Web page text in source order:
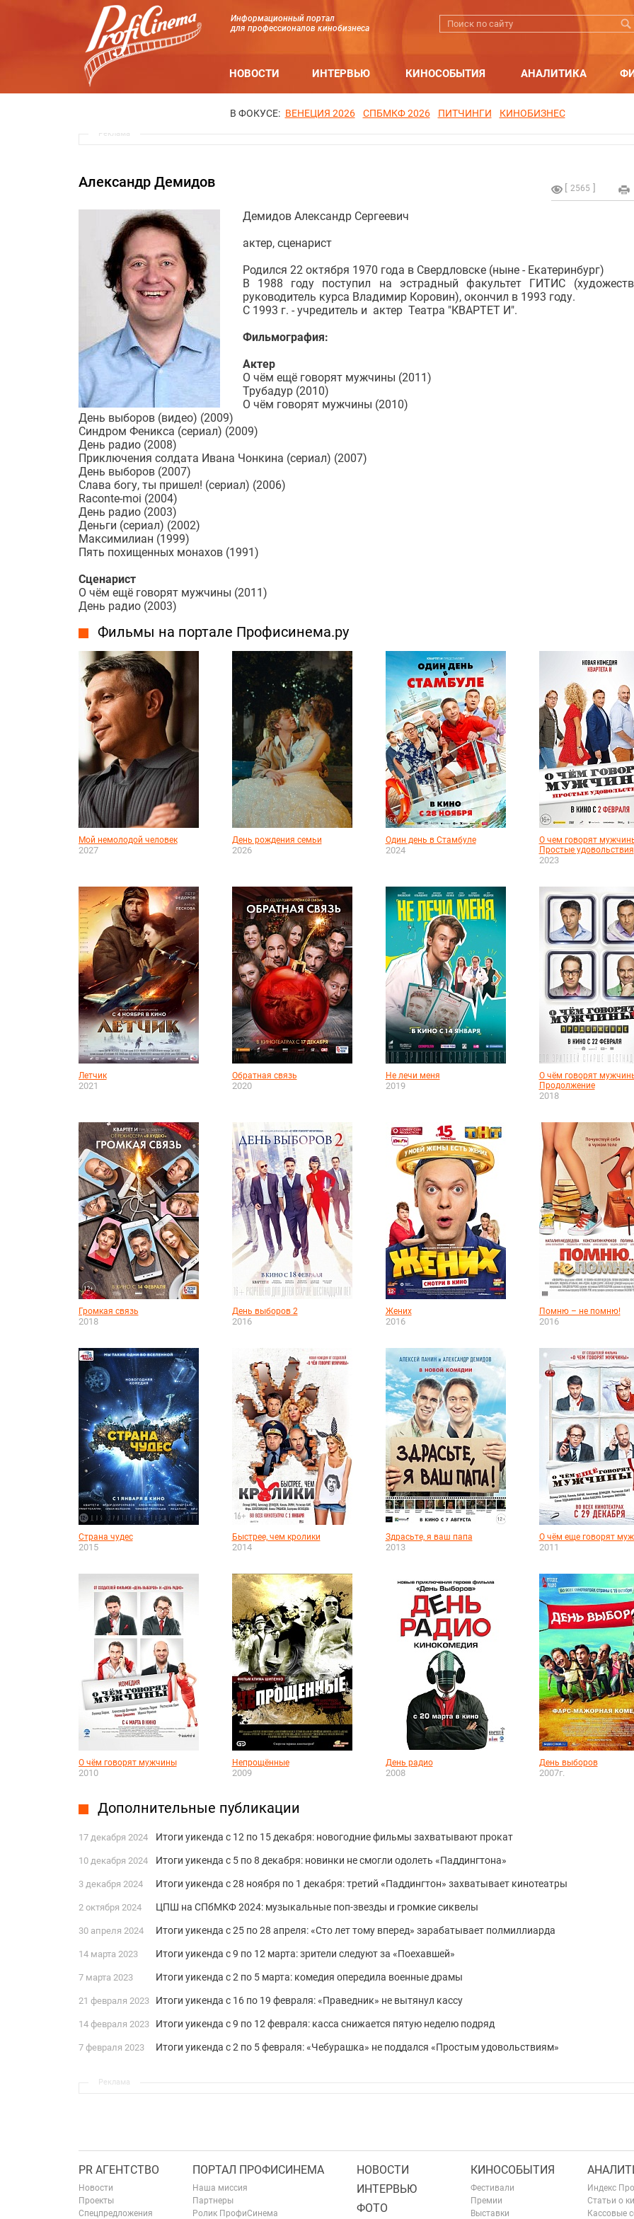
Информационный портал
для профессионалов кинобизнеса
НОВОСТИ ИНТЕРВЬЮ КИНОСОБЫТИЯ АНАЛИТИКА
В ФОКУСЕ: ВЕНЕЦИЯ 2026 СПБМКФ 2026 ПИТЧИНГИ КИНОБИЗНЕС
Реклама
2565
Александр Демидов
Демидов Александр Сергеевич
актер, сценарист
Родился 22 октября 1970 года в Свердловске (ныне - Екатеринбург)
В 1988 году поступил на эстрадный факультет ГИТИС
руководитель курса Владимир Коровин), окончил в 1993 году.
С 1993 г. - учредитель и актер Театра "КВАРТЕТ И".
Фильмография:
Актер
О чём ещё говорят мужчины (2011)
Трубадур (2010)
О чём говорят мужчины (2010)
День выборов (видео) (2009)
Синдром Феникса (сериал) (2009)
День радио (2008)
Приключения солдата Ивана Чонкина (сериал) (2007)
День выборов (2007)
Слава богу, ты пришел! (сериал) (2006)
Raconte-moi (2004)
День радио (2003)
Деньги (сериал) (2002)
Максимилиан (1999)
Пять похищенных монахов (1991)
Сценарист
О чём ещё говорят мужчины (2011)
День радио (2003)
Фильмы на портале Профисинема.ру
Мой немолодой человек
2027
День рождения семьи
2026
Один день в Стамбуле
2024
О чем говорят
Простые удовольствия
2023
Летчик
2021
Обратная связь
2020
Не лечи меня
2019
О чём говорят
Продолжение
2018
Громкая связь
2018
День выборов 2
2016
Жених
2016
Помню – не помню!
2016
Страна чудес
2015
Быстрее, чем кролики
2014
Здрасьте, я ваш папа
2013
О чём еще говорят
2011
О чём говорят мужчины
2010
Непрощённые
2009
День радио
2008
День выборов
2007г.
Дополнительные публикации
17 декабря 2024 Итоги уикенда с 12 по 15 декабря: новогодние фильмы захватывают прокат
10 декабря 2024 Итоги уикенда с 5 по 8 декабря: новинки не смогли одолеть «Паддингтона»
3 декабря 2024 Итоги уикенда с 28 ноября по 1 декабря: третий «Паддингтон» захватывает кинотеатры
2 октября 2024 ЦПШ на СПбМКФ 2024: музыкальные поп-звезды и громкие сиквелы
30 апреля 2024 Итоги уикенда с 25 по 28 апреля: «Сто лет тому вперед» зарабатывает полмиллиарда
14 марта 2023 Итоги уикенда с 9 по 12 марта: зрители следуют за «Поехавшей»
7 марта 2023 Итоги уикенда с 2 по 5 марта: комедия опередила военные драмы
21 февраля 2023 Итоги уикенда с 16 по 19 февраля: «Праведник» не вытянул кассу
14 февраля 2023 Итоги уикенда с 9 по 12 февраля: касса снижается пятую неделю подряд
7 февраля 2023 Итоги уикенда c 2 по 5 февраля: «Чебурашка» не поддался «Простым удовольствиям»
Реклама
PR АГЕНТСТВО
Новости
Проекты
Спецпредложения
ПОРТАЛ ПРОФИСИНЕМА
Наша миссия
Партнеры
Ролик ПрофиСинема
НОВОСТИ
ИНТЕРВЬЮ
ФОТО
КИНОСОБЫТИЯ
Фестивали
Премии
Выставки
Индекс
Статьи о
Кассовые